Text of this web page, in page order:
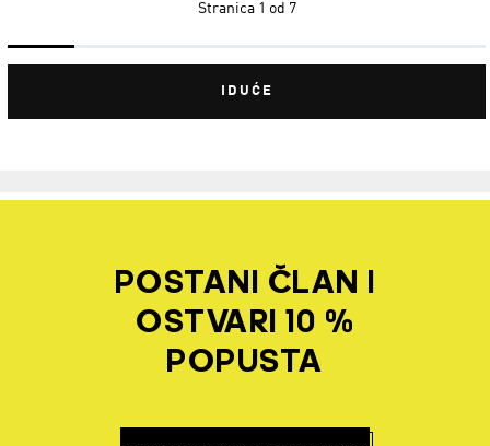
Stranica 1 od 7
IDUĆE
POSTANI ČLAN I
OSTVARI 10 %
POPUSTA